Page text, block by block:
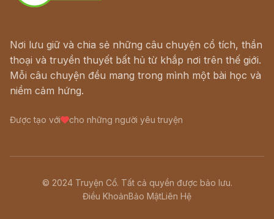
Nơi lưu giữ và chia sẻ những câu chuyện cổ tích, thần
thoại và truyền thuyết bất hủ từ khắp nơi trên thế giới.
Mỗi câu chuyện đều mang trong mình một bài học và
niềm cảm hứng.
Được tạo với cho những người yêu truyện
© 2024 Truyện Cổ. Tất cả quyền được bảo lưu.
Điều KhoảnBảo MậtLiên Hệ